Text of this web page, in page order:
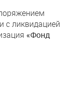
с ликвидацией
«Фонд